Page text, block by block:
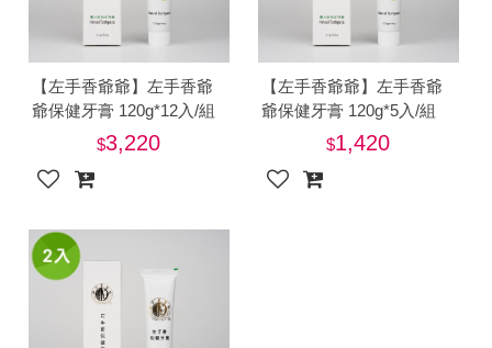
【左手香爺爺】左手香爺
爺保健牙膏 120g*12入/組
3,220
【左手香爺爺】左手香爺
爺保健牙膏 120g*5入/組
1,420